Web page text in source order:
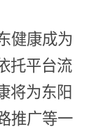
健康成为
托平台流
将为东阳
推广等一